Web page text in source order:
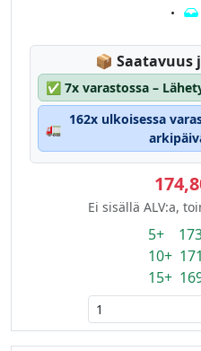
📦 Saatavuus
✅ 7x varastossa –
🚛
162x ulkoisessa
Ei sisällä ALV:a,
5+
10+
15+